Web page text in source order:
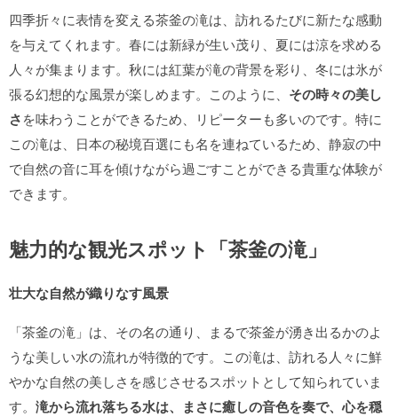
四季折々に表情を変える茶釜の滝は、訪れるたびに新たな感動
を与えてくれます。春には新緑が生い茂り、夏には涼を求める
人々が集まります。秋には紅葉が滝の背景を彩り、冬には氷が
張る幻想的な風景が楽しめます。このように、 その時々の美し
さを味わうことができるため、リピーターも多いのです。特に
この滝は、日本の秘境百選にも名を連ねているため、静寂の中
で自然の音に耳を傾けながら過ごすことができる貴重な体験が
できます。
魅力的な観光スポット「茶釜の滝」
壮大な自然が織りなす風景
「茶釜の滝」は、その名の通り、まるで茶釜が湧き出るかのよ
うな美しい水の流れが特徴的です。この滝は、訪れる人々に鮮
やかな自然の美しさを感じさせるスポットとして知られていま
す。 滝から流れ落ちる水は、まさに癒しの音色を奏で、心を穏